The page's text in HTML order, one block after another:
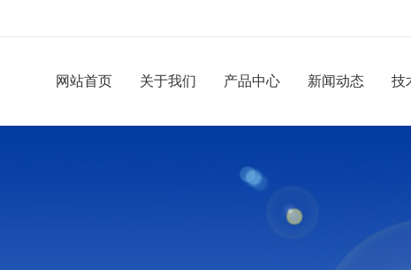
网站首页 关于我们 产品中心 新闻动态 技